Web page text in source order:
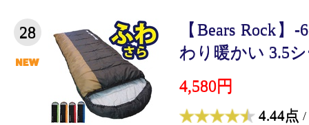
28
【Bears Rock
わり暖かい 3.5
4,580円
4.44点 /